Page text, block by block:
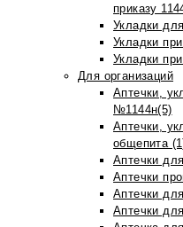
приказу
Укладки
Укладки
Укладки
Для организаций
Аптечки,
№1144н(5)
Аптечки,
общепита
Аптечки
Аптечки
Аптечки
Аптечки